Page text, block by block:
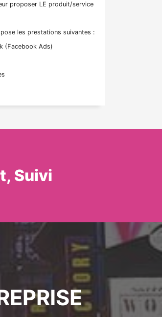
proposer LE produit/service
les prestations suivantes :
(Facebook Ads)
Suivi